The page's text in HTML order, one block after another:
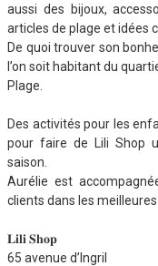
aussi des bijoux,
articles de plage et idées
De quoi trouver son
l’on soit habitant du
Plage.
Des activités pour les
pour faire de Lili Shop
saison.
Aurélie est
clients dans les meilleures
𝐋𝐢𝐥𝐢 𝐒𝐡𝐨𝐩
65 avenue d’Ingril